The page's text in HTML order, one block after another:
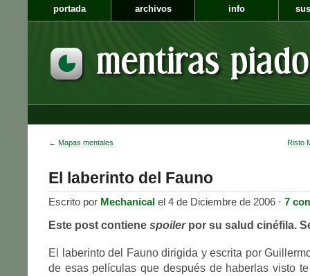
portada archivos info
← Mapas mentales Risto
El laberinto del Fauno
Escrito por Mechanical el 4 de Diciembre de 2006 · 7
Este post contiene spoilerpor su salud cinéfila.
El laberinto del Fauno dirigida y escrita por
de esas películas que después de haberlas visto